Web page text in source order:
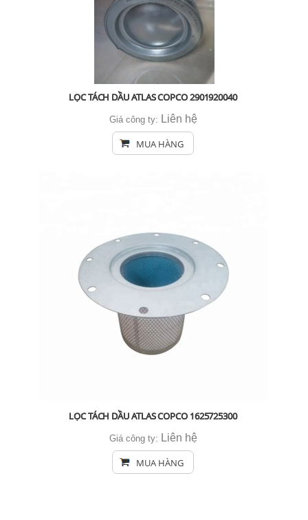
LỌC TÁCH DẦU ATLAS COPCO 2901920040
Giá công ty: Liên hệ
MUA HÀNG
LỌC TÁCH DẦU ATLAS COPCO 1625725300
Giá công ty: Liên hệ
MUA HÀNG